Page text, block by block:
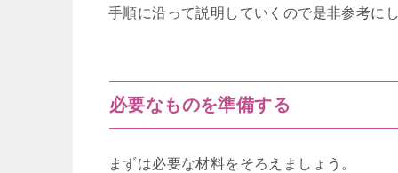
手順に沿って説明していくので是非参考に
必要なものを準備する
まずは必要な材料をそろえましょう。